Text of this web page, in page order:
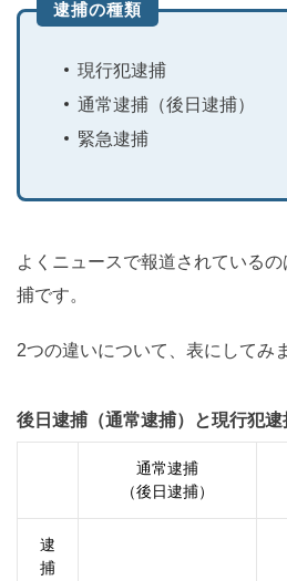
逮捕の種類
現行犯逮捕
通常逮捕（後日逮捕）
緊急逮捕
よくニュースで報道されている
捕です。
2つの違いについて、表にしてみ
後日逮捕（通常逮捕）と現行犯逮
通常逮捕
（後日逮捕）
逮
捕